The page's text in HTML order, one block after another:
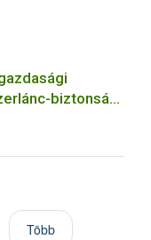
biztonsági
hirdetménye
Több